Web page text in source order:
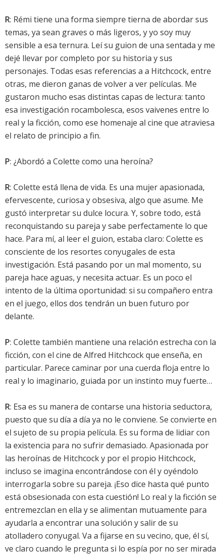
R: Rémi tiene una forma siempre tierna de abordar sus
temas, ya sean graves o más ligeros, y yo soy muy
sensible a esa ternura. Leí su guion de una sentada y me
dejé llevar por completo por su historia y sus
personajes. Todas esas referencias a a Hitchcock, entre
otras, me dieron ganas de volver a ver películas. Me
gustaron mucho esas distintas capas de lectura: tanto
esa investigación rocambolesca, esos vaivenes entre lo
real y la ficción, como ese homenaje al cine que atraviesa
el relato de principio a fin.
P: ¿Abordó a Colette como una heroína?
R: Colette está llena de vida. Es una mujer apasionada,
efervescente, curiosa y obsesiva, algo que asume. Me
gustó interpretar su dulce locura. Y, sobre todo, está
reconquistando su pareja y sabe perfectamente lo que
hace. Para mí, al leer el guion, estaba claro: Colette es
consciente de los resortes conyugales de esta
investigación. Está pasando por un mal momento, su
pareja hace aguas, y necesita actuar. Es un poco el
intento de la última oportunidad: si su compañero entra
en el juego, ellos dos tendrán un buen futuro por
delante.
P: Colette también mantiene una relación estrecha con la
ficción, con el cine de Alfred Hitchcock que enseña, en
particular. Parece caminar por una cuerda floja entre lo
real y lo imaginario, guiada por un instinto muy fuerte…
R: Esa es su manera de contarse una historia seductora,
puesto que su día a día ya no le conviene. Se convierte en
el sujeto de su propia película. Es su forma de lidiar con
la existencia para no sufrir demasiado. Apasionada por
las heroínas de Hitchcock y por el propio Hitchcock,
incluso se imagina encontrándose con él y oyéndolo
interrogarla sobre su pareja. ¡Eso dice hasta qué punto
está obsesionada con esta cuestión! Lo real y la ficción se
entremezclan en ella y se alimentan mutuamente para
ayudarla a encontrar una solución y salir de su
atolladero conyugal. Va a fijarse en su vecino, que, él sí,
ve claro cuando le pregunta si lo espía por no ser mirada